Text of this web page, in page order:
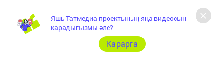
Яшь Татмедиа проектының яңа видеосын
карадыгызмы әле?
Карарга
Антикоррупционная политика
АО «ТАТМЕДИА» использует «cookie»для персонализации сервисов и
удобства пользователей сайтом.
Использование «cookie» можно отменить в настройках браузера.
Политика конфиденциальности